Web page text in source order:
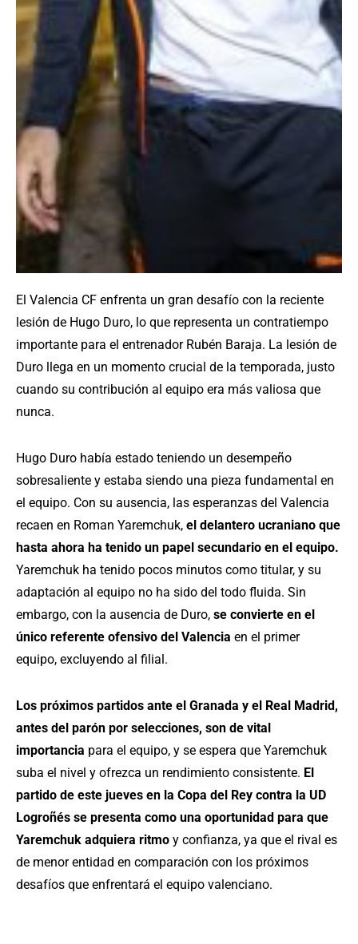
El Valencia CF enfrenta un gran desafío con la reciente
lesión de Hugo Duro, lo que representa un contratiempo
importante para el entrenador Rubén Baraja. La lesión de
Duro llega en un momento crucial de la temporada, justo
cuando su contribución al equipo era más valiosa que
nunca.
Hugo Duro había estado teniendo un desempeño
sobresaliente y estaba siendo una pieza fundamental en
el equipo. Con su ausencia, las esperanzas del Valencia
recaen en Roman Yaremchuk, el delantero ucraniano que
hasta ahora ha tenido un papel secundario en el equipo.
Yaremchuk ha tenido pocos minutos como titular, y su
adaptación al equipo no ha sido del todo fluida. Sin
embargo, con la ausencia de Duro, se convierte en el
único referente ofensivo del Valencia en el primer
equipo, excluyendo al filial.
Los próximos partidos ante el Granada y el Real Madrid,
antes del parón por selecciones, son de vital
importancia para el equipo, y se espera que Yaremchuk
suba el nivel y ofrezca un rendimiento consistente. El
partido de este jueves en la Copa del Rey contra la UD
Logroñés se presenta como una oportunidad para que
Yaremchuk adquiera ritmo y confianza, ya que el rival es
de menor entidad en comparación con los próximos
desafíos que enfrentará el equipo valenciano.